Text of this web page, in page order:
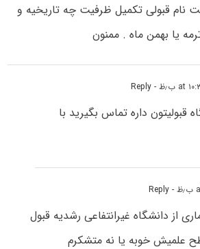
نام قبولی تکمیل ظرفیت چه تاریخیه و
یا بهمن ماه . ممنون
- Reply
قبولیتون داره تماس بگیرید با
- Reply
از دانشگاه غیرانتفاعی رشدیه قبول
علمیش خوبه یا نه متشکرم